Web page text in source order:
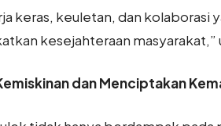
keras, keuletan, dan kolaborasi
kesejahteraan masyarakat,”
dan Menciptakan